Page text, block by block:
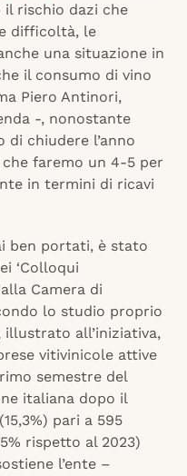
il rischio dazi che
difficoltà, le
una situazione in
il consumo di vino
Piero Antinori,
-, nonostante
chiudere l’anno
faremo un 4-5 per
in termini di ricavi
ben portati, è stato
‘Colloqui
Camera di
lo studio proprio
all’iniziativa,
vitivinicole attive
semestre del
italiana dopo il
pari a 595
rispetto al 2023)
l’ente –